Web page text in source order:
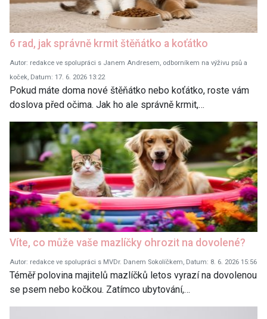
6 rad, jak správně krmit štěňátko a koťátko
Autor: redakce ve spolupráci s Janem Andresem, odborníkem na výživu psů a
koček, Datum: 17. 6. 2026 13:22
Pokud máte doma nové štěňátko nebo koťátko, roste vám
doslova před očima. Jak ho ale správně krmit,…
Víte, co může vaše mazlíčky ohrozit na dovolené?
Autor: redakce ve spolupráci s MVDr. Danem Sokolíčkem, Datum: 8. 6. 2026 15:56
Téměř polovina majitelů mazlíčků letos vyrazí na dovolenou
se psem nebo kočkou. Zatímco ubytování,…